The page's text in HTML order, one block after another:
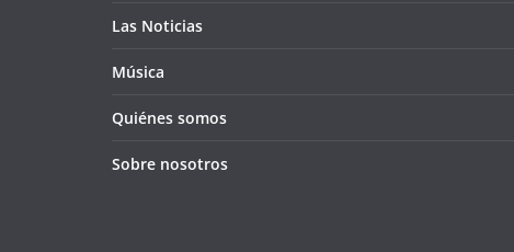
Las Noticias
Música
Quiénes somos
Sobre nosotros